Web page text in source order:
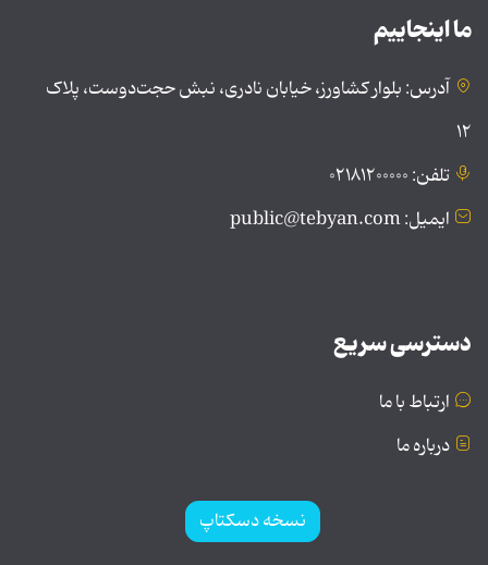
ما اینجاییم
آدرس: بلوار کشاورز، خیابان نادری، نبش حجت‌دوست، پلاک
۱۲
تلفن: ۰۲۱۸۱۲۰۰۰۰۰
ایمیل: public@tebyan.com
دسترسی سریع
ارتباط با ما
درباره ما
نسخه دسکتاپ